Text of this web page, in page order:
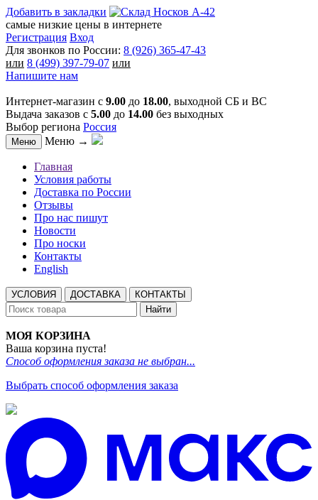
Добавить в закладки
самые низкие цены в интернете
Регистрация Вход
Для звонков по России: 8 (926) 365-47-43
или 8 (499) 397-79-07 или
Напишите нам
Интернет-магазин с 9.00 до 18.00, выходной СБ и ВС
Выдача заказов с 5.00 до 14.00 без выходных
Выбор региона Россия
Меню Меню →
Главная
Условия работы
Доставка по России
Отзывы
Про нас пишут
Новости
Про носки
Контакты
English
УСЛОВИЯ ДОСТАВКА
КОНТАКТЫ
Найти
МОЯ КОРЗИНА
Ваша корзина пуста!
Способ оформления заказа не выбран...
Выбрать способ оформления заказа